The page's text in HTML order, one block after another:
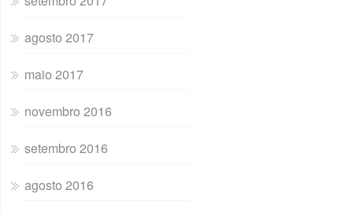
agosto 2017
maio 2017
novembro 2016
setembro 2016
agosto 2016